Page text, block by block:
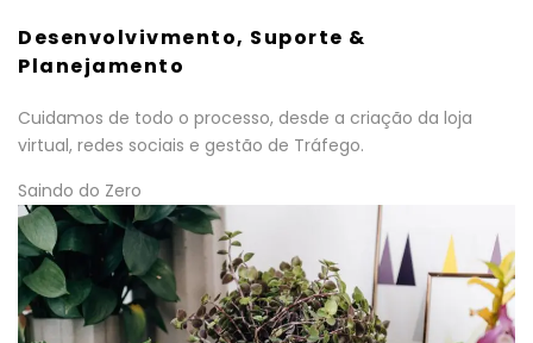
Desenvolvivmento, Suporte &
Planejamento
Cuidamos de todo o processo, desde a criação da loja
virtual, redes sociais e gestão de Tráfego.
Saindo do Zero